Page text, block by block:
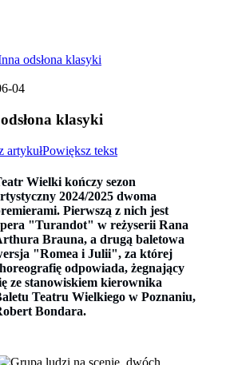
odsłona klasyki
04
klasyki
artykułPowiększ tekst
Wielki kończy sezon
2024/2025 dwoma
Pierwszą z nich jest
"Turandot" w reżyserii Rana
Brauna, a drugą baletowa
"Romea i Julii", za której
odpowiada, żegnający
ze stanowiskiem kierownika
Teatru Wielkiego w Poznaniu,
Bondara.